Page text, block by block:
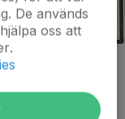
De används
oss att